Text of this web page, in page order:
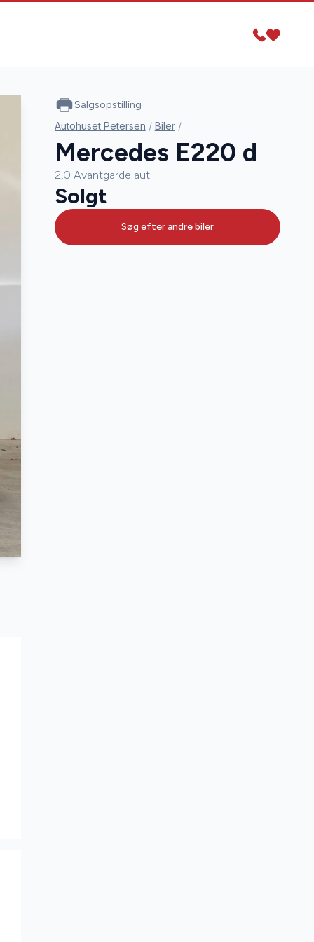
Salgsopstilling
Autohuset Petersen / Biler /
Mercedes E220 d
2,0 Avantgarde aut.
Solgt
Søg efter andre biler